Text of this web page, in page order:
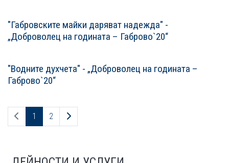
"Габровските майки даряват надежда" -
„Доброволец на годината – Габрово`20“
"Водните духчета" - „Доброволец на годината –
Габрово`20“
Предходна страница
1 2 Следваща страница